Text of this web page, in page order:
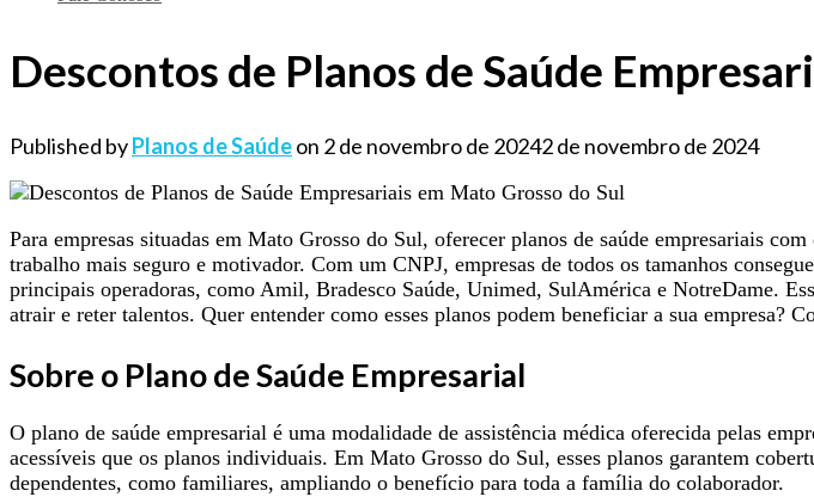
Descontos de Planos de Saúde
Published byPlanos de Saúdeon 2 de novembro de 20242 de novembro de 2024
Para empresas situadas em Mato Grosso do Sul, oferecer planos de saúde empresariais
trabalho mais seguro e motivador. Com um CNPJ, empresas de todos os tamanhos
principais operadoras, como Amil, Bradesco Saúde, Unimed, SulAmérica e NotreDame.
atrair e reter talentos. Quer entender como esses planos podem beneficiar a sua empresa?
Sobre o Plano de Saúde Empresarial
O plano de saúde empresarial é uma modalidade de assistência médica oferecida pelas
acessíveis que os planos individuais. Em Mato Grosso do Sul, esses planos garantem
dependentes, como familiares, ampliando o benefício para toda a família do colaborador.